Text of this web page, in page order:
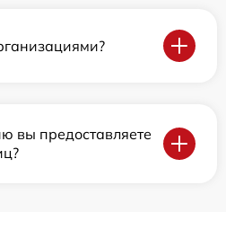
вы предоставляете